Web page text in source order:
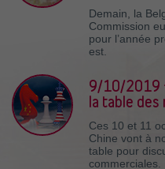
Demain, la
Commission
pour l’année
est.
9/10/2019
la table des
Ces 10 et 11
Chine vont à
table pour
commerciales.